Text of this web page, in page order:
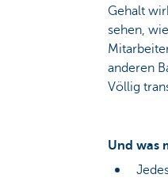
Gehalt
sehen,
anderen
Völlig
Und was